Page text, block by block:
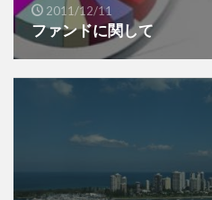
2011/12/11
ファンドに関して